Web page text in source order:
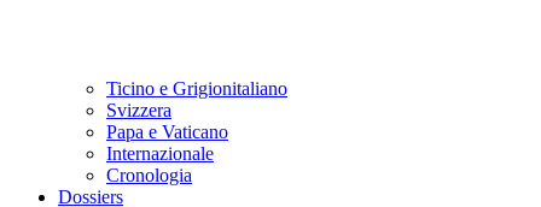
Ticino e Grigionitaliano
Svizzera
Papa e Vaticano
Internazionale
Cronologia
Dossiers